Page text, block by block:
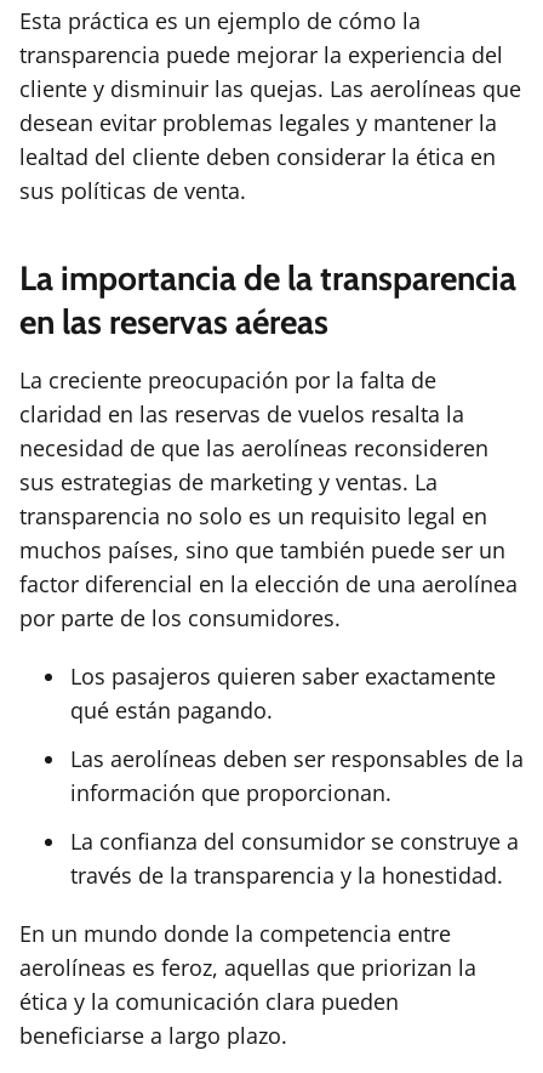
Esta práctica es un ejemplo de cómo la
transparencia puede mejorar la experiencia del
cliente y disminuir las quejas. Las aerolíneas que
desean evitar problemas legales y mantener la
lealtad del cliente deben considerar la ética en
sus políticas de venta.
La importancia de la transparencia
en las reservas aéreas
La creciente preocupación por la falta de
claridad en las reservas de vuelos resalta la
necesidad de que las aerolíneas reconsideren
sus estrategias de marketing y ventas. La
transparencia no solo es un requisito legal en
muchos países, sino que también puede ser un
factor diferencial en la elección de una aerolínea
por parte de los consumidores.
Los pasajeros quieren saber exactamente
qué están pagando.
Las aerolíneas deben ser responsables de la
información que proporcionan.
La confianza del consumidor se construye a
través de la transparencia y la honestidad.
En un mundo donde la competencia entre
aerolíneas es feroz, aquellas que priorizan la
ética y la comunicación clara pueden
beneficiarse a largo plazo.